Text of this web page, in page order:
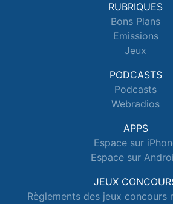
RUBRIQUES
Bons Plans
Emissions
Jeux
PODCASTS
Podcasts
Webradios
APPS
Espace sur
Espace sur
JEUX
Règlements des jeux concours